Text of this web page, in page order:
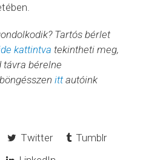
Tartós bérlet
kattintva tekintheti meg,
távra bérelne
ittautóink
Twitter
Tumblr